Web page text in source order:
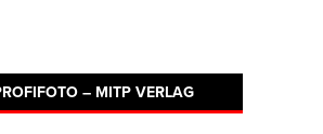
– MITP VERLAG